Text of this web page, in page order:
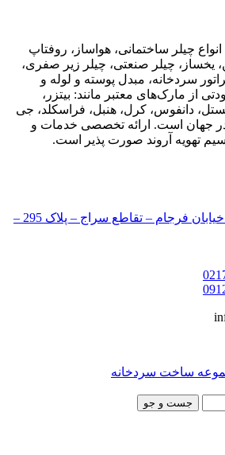
چیلر ساختمانی، هواساز، روفتاپ
یخساز، چیلر صنعتی، چیلر زیر صفری،
سردخانه، مبدل پوسته و لوله و
از مارک‌های معتبر مانند: بیتزر،
دانفوس، کرل، هنبل، فراسکلد، جی
در جهان است. ارائه تخصصی خدمات و
تهویه آروند صورت پذیر است.
تهران – میدان رسالت – خیابان فرجام – تقاطع سراج – پلاک 295 –
ساخت سردخانه
جست و جو